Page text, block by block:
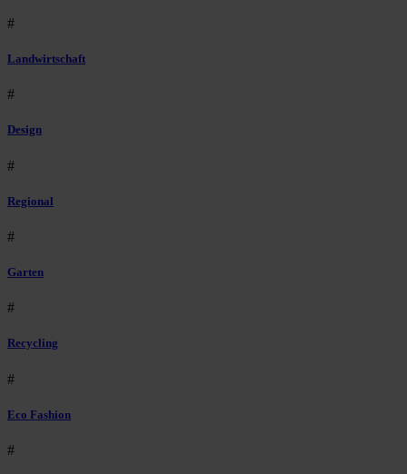
#
Landwirtschaft
#
Design
#
Regional
#
Garten
#
Recycling
#
Eco Fashion
#